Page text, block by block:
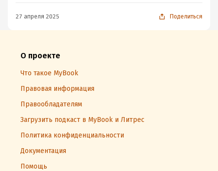
27 апреля 2025 Поделиться
О проекте
Что такое MyBook
Правовая информация
Правообладателям
Загрузить подкаст в MyBook и Литрес
Политика конфиденциальности
Документация
Помощь